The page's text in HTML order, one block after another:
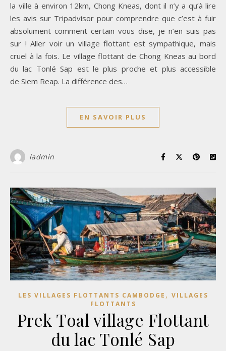
la ville à environ 12km, Chong Kneas, dont il n’y a qu’à lire
les avis sur Tripadvisor pour comprendre que c’est à fuir
absolument comment certain vous dise, je n’en suis pas
sur ! Aller voir un village flottant est sympathique, mais
cruel à la fois. Le village flottant de Chong Kneas au bord
du lac Tonlé Sap est le plus proche et plus accessible
de Siem Reap. La différence des…
EN SAVOIR PLUS
ladmin
LES VILLAGES FLOTTANTS CAMBODGE , VILLAGES
FLOTTANTS
Prek Toal village Flottant
du lac Tonlé Sap